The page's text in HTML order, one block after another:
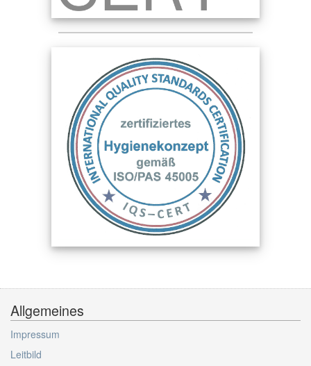
Allgemeines
Impressum
Leitbild